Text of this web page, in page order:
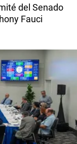
del Senado
Fauci